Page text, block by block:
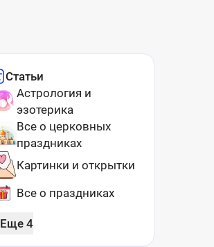
Статьи
Астрология и
эзотерика
Все о церковных
праздниках
Картинки и открытки
Все о праздниках
Еще 4